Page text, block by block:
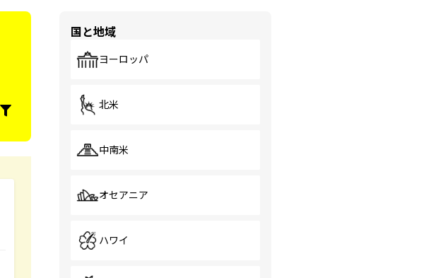
国と地域
ヨーロッパ
北米
中南米
オセアニア
ハワイ